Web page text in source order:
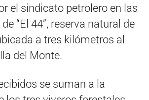
el sindicato petrolero en las
“El 44”, reserva natural de
a tres kilómetros al
del Monte.
se suman a la